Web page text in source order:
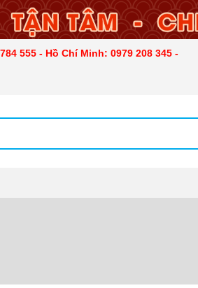
555 - Hồ Chí Minh: 0979 208 345 -